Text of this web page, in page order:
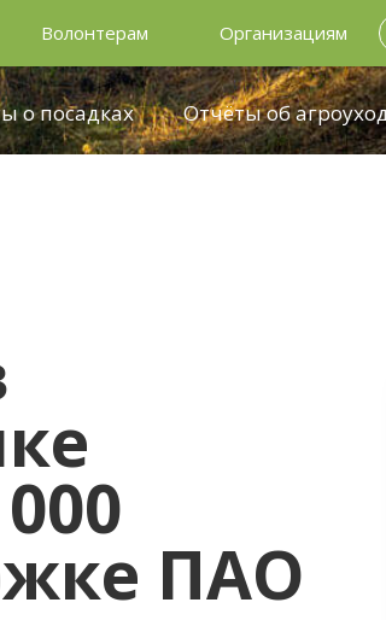
Волонтерам Организациям
о посадках Отчёты об
ПАО